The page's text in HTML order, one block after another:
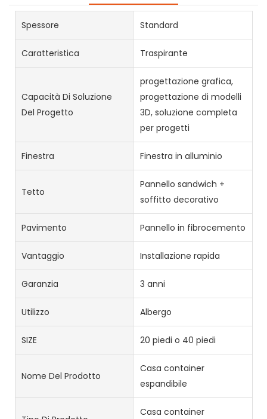
Spessore Standard
Caratteristica Traspirante
Capacità Di Soluzione
Del Progetto
progettazione grafica,
progettazione di modelli
3D, soluzione completa
per progetti
Finestra Finestra in alluminio
Tetto
Pannello sandwich +
soffitto decorativo
Pavimento Pannello in fibrocemento
Vantaggio Installazione rapida
Garanzia 3 anni
Utilizzo Albergo
SIZE 20 piedi o 40 piedi
Nome Del Prodotto
Casa container
espandibile
Casa container